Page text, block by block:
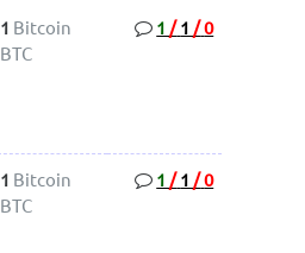
1 Bitcoin
BTC
1 / 1 /0
1 Bitcoin
BTC
1 / 1 /0